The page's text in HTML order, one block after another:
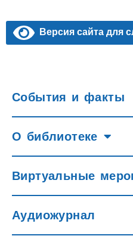
Версия сайта для
События и факты
О библиотеке
Виртуальные
Аудиожурнал